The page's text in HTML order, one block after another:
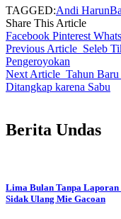
TAGGED:Andi Harun
Share This Article
Facebook Pinterest
Previous Article Seleb
Pengeroyokan
Next Article Tahun Baru
Ditangkap karena Sabu
Berita Undas
Lima Bulan Tanpa
Sidak Ulang Mie Gacoan